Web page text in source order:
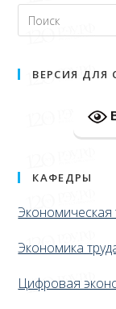
ВЕРСИЯ ДЛЯ
КАФЕДРЫ
Экономическая
Экономика
Цифровая